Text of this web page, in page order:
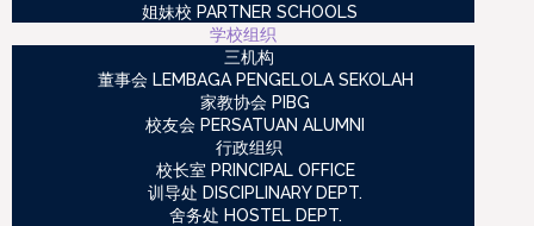
姐妹校 PARTNER SCHOOLS
学校组织
三机构
董事会 LEMBAGA PENGELOLA SEKOLAH
家教协会 PIBG
校友会 PERSATUAN ALUMNI
行政组织
校长室 PRINCIPAL OFFICE
训导处 DISCIPLINARY DEPT.
舍务处 HOSTEL DEPT.